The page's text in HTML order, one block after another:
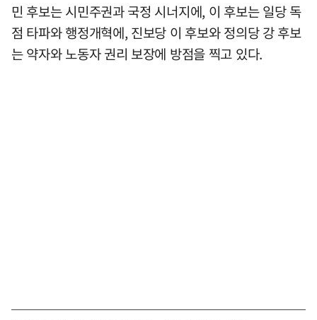
민 후보는 시민주권과 국정 시너지에, 이 후보는 일당 독
점 타파와 행정개혁에, 진보당 이 후보와 정의당 강 후보
는 약자와 노동자 권리 보장에 방점을 찍고 있다.